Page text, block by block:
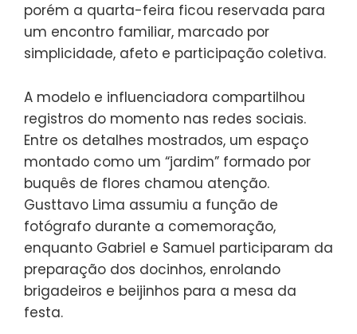
porém a quarta-feira ficou reservada para
um encontro familiar, marcado por
simplicidade, afeto e participação coletiva.
A modelo e influenciadora compartilhou
registros do momento nas redes sociais.
Entre os detalhes mostrados, um espaço
montado como um “jardim” formado por
buquês de flores chamou atenção.
Gusttavo Lima assumiu a função de
fotógrafo durante a comemoração,
enquanto Gabriel e Samuel participaram da
preparação dos docinhos, enrolando
brigadeiros e beijinhos para a mesa da
festa.